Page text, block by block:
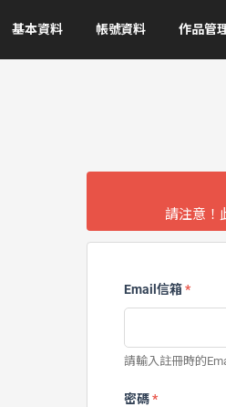
基本資料 帳號資料 作品管
請注意！
Email信箱*
請輸入註冊時的
密碼*